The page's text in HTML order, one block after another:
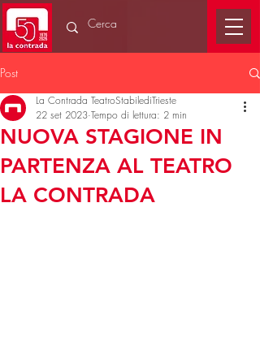
Post
NUOVA STAGIONE IN
PARTENZA AL TEATRO
LA CONTRADA
La Contrada TeatroStabilediTrieste
22 set 2023 Tempo di lettura: 2 min